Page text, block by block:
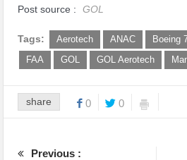
Post source : GOL
Tags: Aerotech ANAC Boeing
FAA
GOL GOL Aerotech
share 0 0
Previous :